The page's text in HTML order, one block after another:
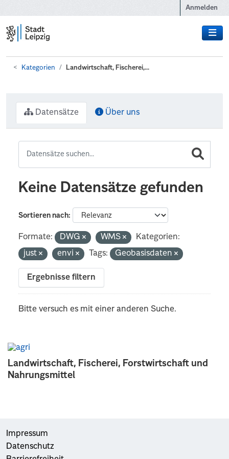
Anmelden
Kategorien Landwirtschaft, Fischerei,...
Landwirtschaft, Fischerei, Forstwirtschaft und
Nahrungsmittel
Datensätze Über uns
Keine Datensätze gefunden
Sortieren nach
Formate: DWG WMS
Kategorien:
just
envi Tags: Geobasisdaten
Ergebnisse filtern
Bitte versuch es mit einer anderen Suche.
Impressum
Datenschutz